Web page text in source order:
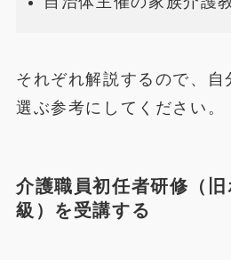
それぞれ解説するので、自
選ぶ参考にしてください。
介護職員初任者研修（
級）を受講する